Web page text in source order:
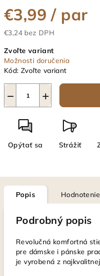
€3,99/ par
€3,24 bez DPH
cena:
Zvoľte variant
Možnosti doručenia
Kód: Zvoľte variant
+
−
Opýtať sa Strážiť
Popis Hodnotenie
Podrobný popis
Revolučná komfortná
pre dámske i pánske
je vyrobená z